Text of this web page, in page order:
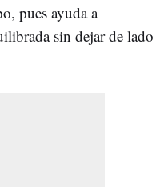
pues ayuda a
sin dejar de lado